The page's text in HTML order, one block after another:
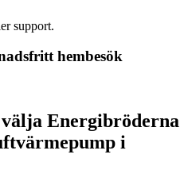
support.
hembesök
Energibröderna
i